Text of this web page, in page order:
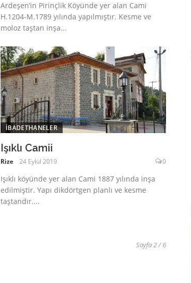
Ardeşen’in Pirinçlik Köyünde yer alan Cami
H.1204-M.1789 yılında yapılmıştır. Kesme ve
moloz taştan inşa...
İBADETHANELER
Işıklı Camii
Rize 24 Eylül 2019 0
Işıklı köyünde yer alan Cami 1887 yılında inşa
edilmiştir. Yapı dikdörtgen planlı ve kesme
taştandır....
Sayfa 2 / 6